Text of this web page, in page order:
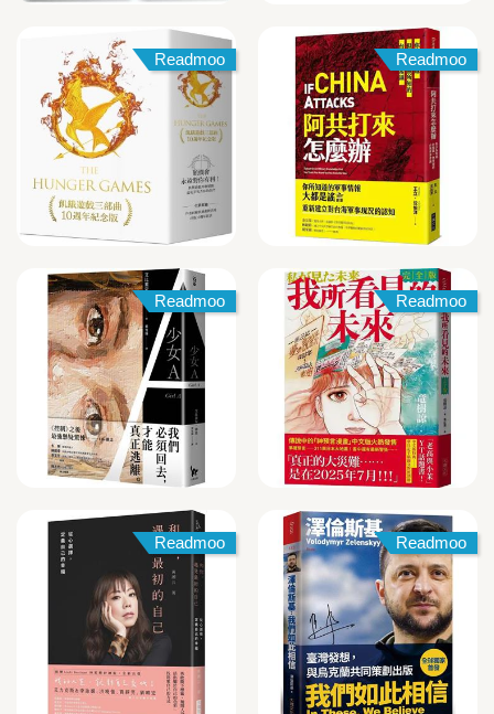
Readmoo Readmoo
Readmoo Readmoo
Readmoo Readmoo